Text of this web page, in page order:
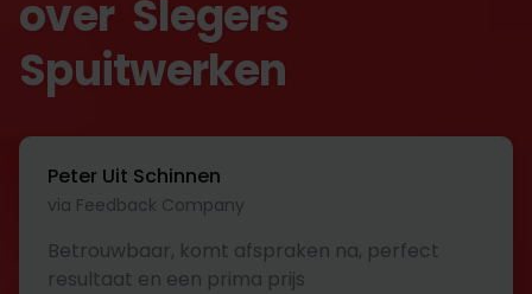
over Slegers
Spuitwerken
Peter Uit Schinnen
via Feedback Company
Betrouwbaar, komt afspraken na, perfect
resultaat en een prima prijs